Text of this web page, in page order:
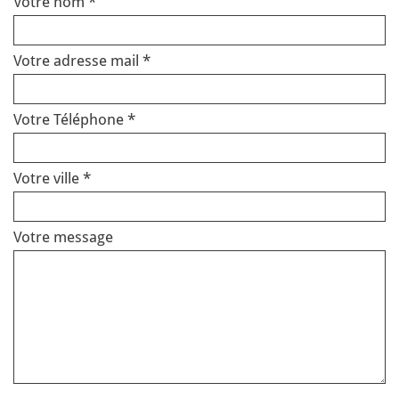
Votre adresse mail *
Votre Téléphone *
Votre ville *
Votre message